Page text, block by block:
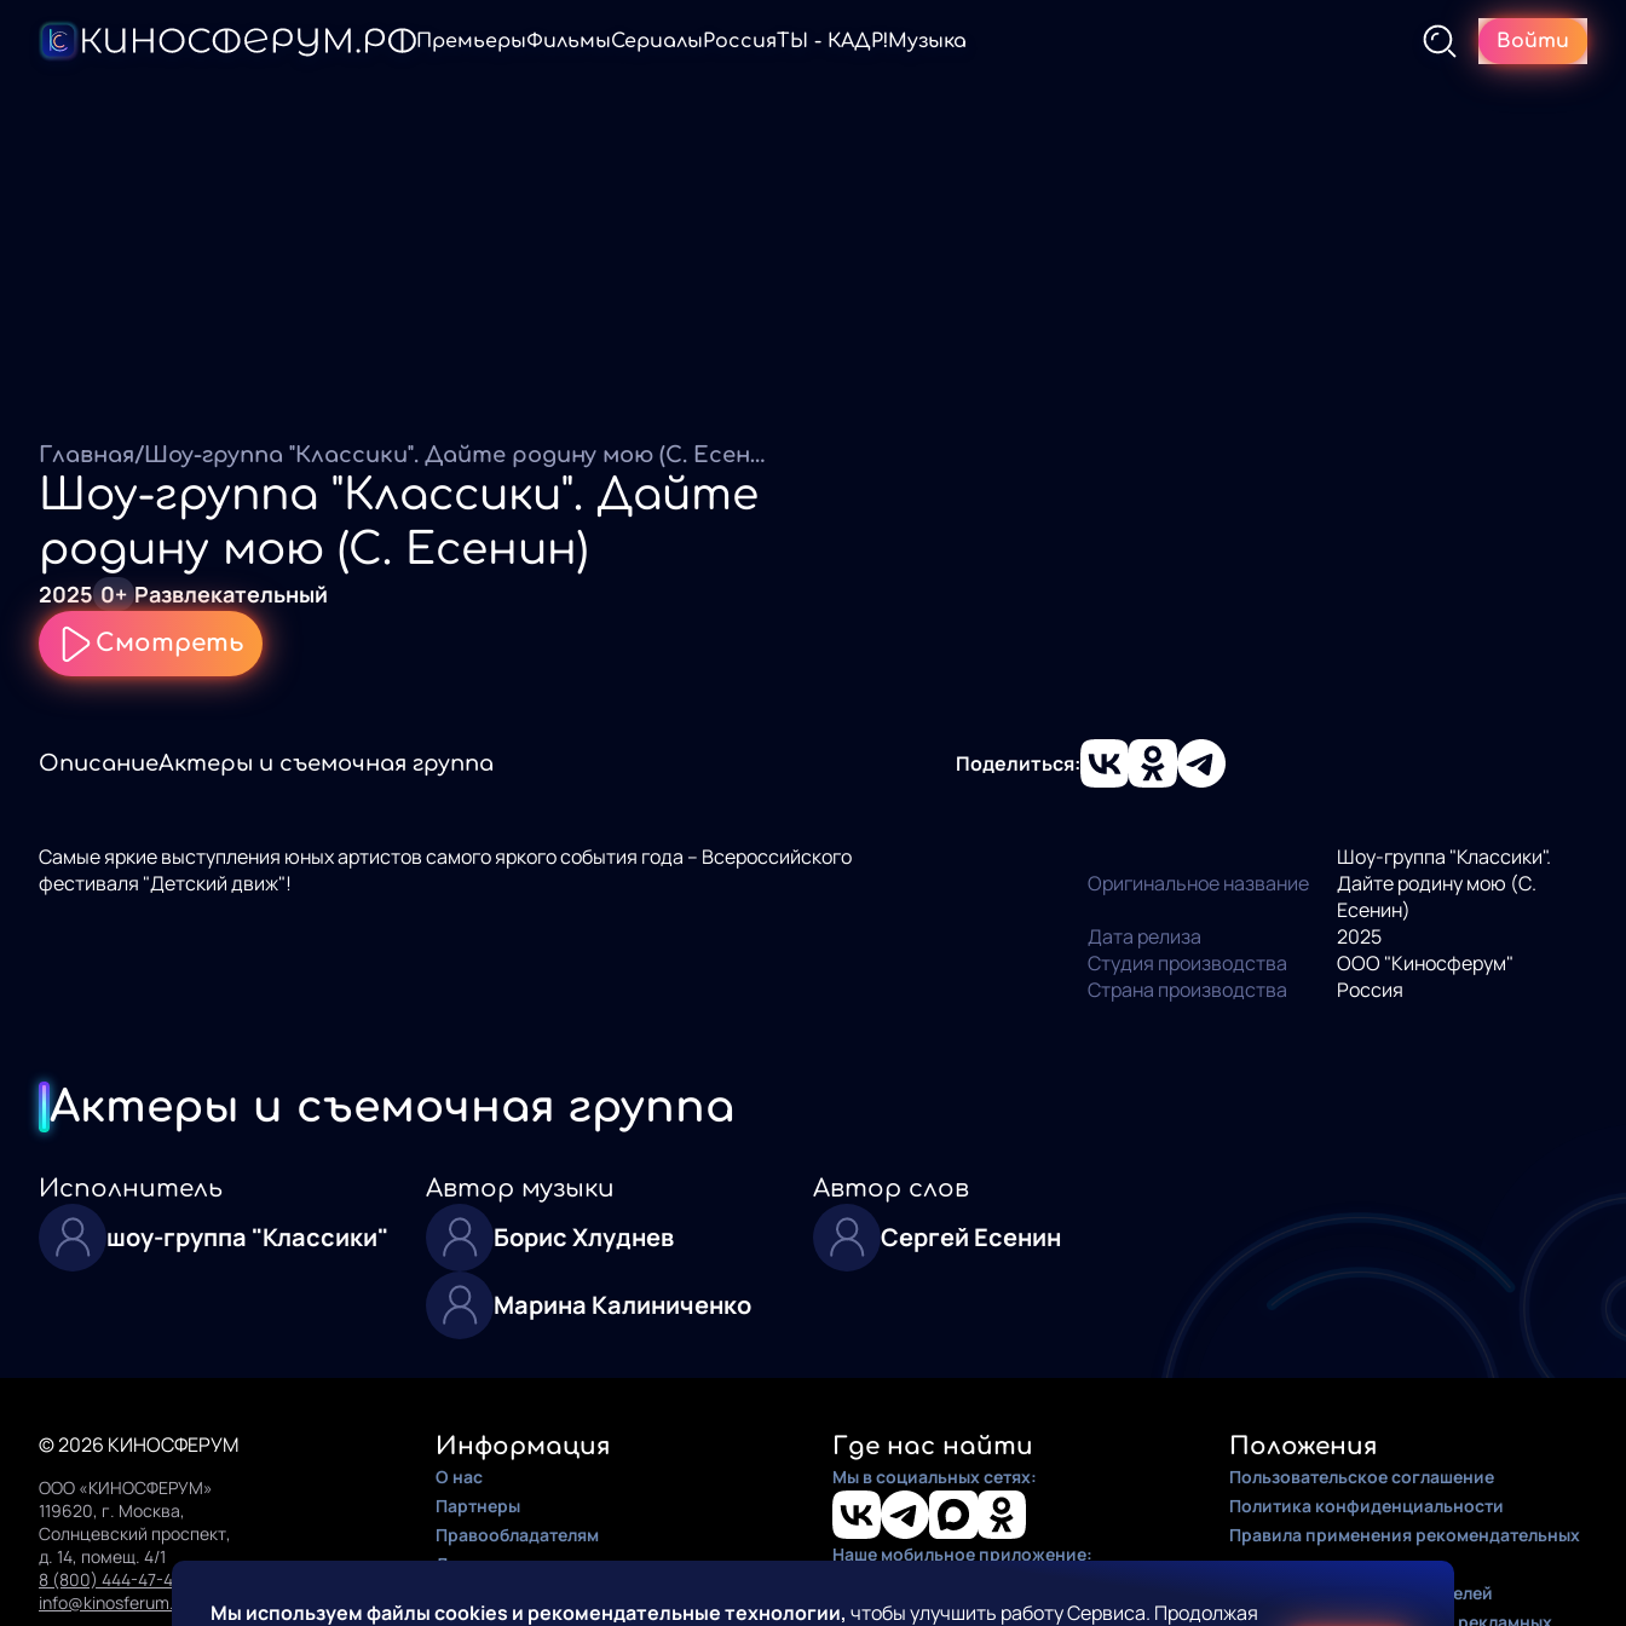
ПремьерыФильмыСериалыРоссияТЫ - КАДР!Музыка Войти
Главная/ Шоу-группа "Классики". Дайте родину мою (С. Есенин)
Шоу-группа "Классики". Дайте
родину мою (С. Есенин)
2025 0+ Развлекательный
Смотреть
ОписаниеАктеры и съемочная группа
Самые яркие выступления юных артистов самого яркого события года – Всероссийского
фестиваля "Детский движ"!
Оригинальное название
Шоу-группа "Классики".
Дайте родину мою (С.
Есенин)
Дата релиза
2025
Студия производства
ООО "Киносферум"
Страна производства
Россия
Поделиться:
Актеры и съемочная группа
Исполнитель
шоу-группа "Классики"
Автор музыки
Борис Хлуднев
Марина Калиниченко
Автор слов
Сергей Есенин
© 2026 КИНОСФЕРУМ
ООО «КИНОСФЕРУМ»
119620, г. Москва,
Солнцевский проспект,
д. 14, помещ. 4/1
8 (800) 444-47-42
info@kinosferum.org
Информация
О нас
Партнеры
Правообладателям
Документация
Где нас найти
Мы в социальных сетях:
Наше мобильное приложение:
Положения
Пользовательское соглашение
Политика конфиденциальности
Правила применения рекомендательных
алгоритмов
Оферта для правообладателей
Мы используем файлы cookies и рекомендательные технологии, чтобы улучшить работу Сервиса. Продолжая